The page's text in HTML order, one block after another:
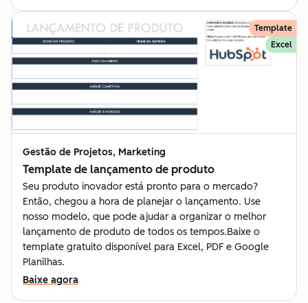
Template
Excel
Gestão de Projetos, Marketing
Template de lançamento de produto
Seu produto inovador está pronto para o mercado?
Então, chegou a hora de planejar o lançamento. Use
nosso modelo, que pode ajudar a organizar o melhor
lançamento de produto de todos os tempos.Baixe o
template gratuito disponível para Excel, PDF e Google
Planilhas.
Baixe agora